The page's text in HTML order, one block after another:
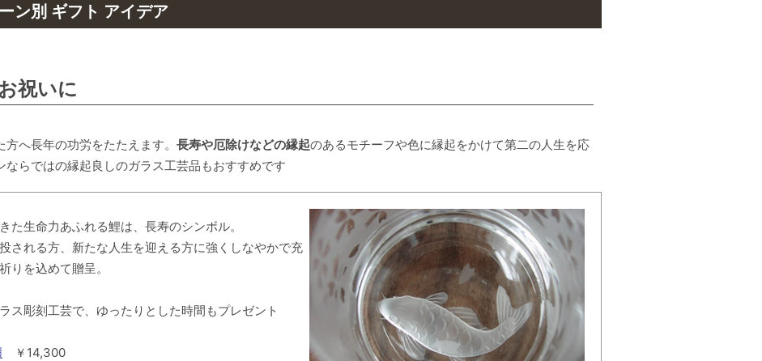
ン別 ギフト アイデア
祝いに
へ長年の功労をたたえます。 長寿や厄除けなどの縁起のあるモチーフや色に縁起をかけて第二の人生を応
ならではの縁起良しのガラス工芸品もおすすめです
た生命力あふれる鯉は、長寿のシンボル。
される方、新たな人生を迎える方に強くしなやかで充
りを込めて贈呈。
ス彫刻工芸で、ゆったりとした時間もプレゼント
￥14,300